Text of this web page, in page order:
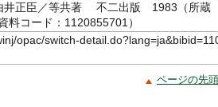
井正臣／等共著 不二出版 1983（所蔵
コード：1120855701）
opac/switch-
ページの先